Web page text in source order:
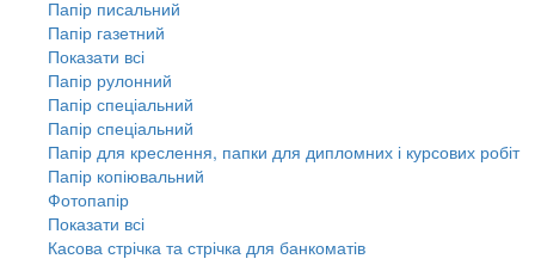
Папір писальний
Папір газетний
Показати всі
Папір рулонний
Папір спеціальний
Папір спеціальний
Папір для креслення, папки для дипломних і курсових робіт
Папір копіювальний
Фотопапір
Показати всі
Касова стрічка та стрічка для банкоматів